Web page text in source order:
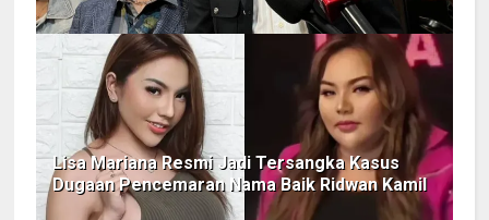
Lisa Mariana Resmi Jadi Tersangka Kasus
Dugaan Pencemaran Nama Baik Ridwan Kamil